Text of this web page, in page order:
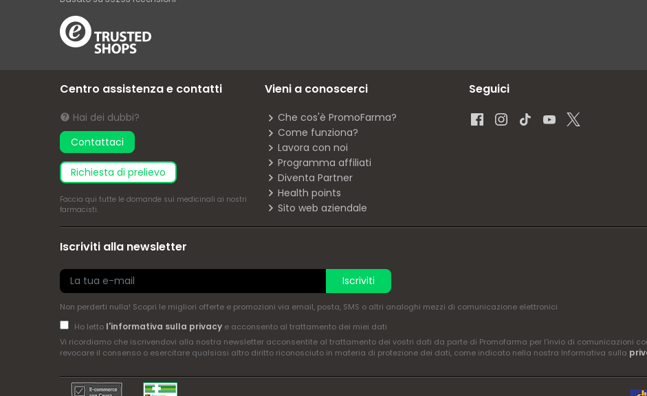
Centro assistenza e contatti
Hai dei dubbi?
Contattaci
richiesta di prelievo
Faccia qui tutte le domande sui medicinali ai nostri
farmacisti.
Vieni a conoscerci
Che cos'è PromoFarma?
Come funziona?
Lavora con noi
Programma affiliati
Diventa Partner
Health points
Sito web aziendale
Seguici
Iscriviti alla newsletter
Iscriviti
Non perderti nulla! Scopri le migliori offerte e promozioni via email, posta, SMS o altri analoghi mezzi di comunicazione elettronici
Ho letto l'informativa sulla privacye acconsento al trattamento dei miei dati
Vi ricordiamo che iscrivendovi alla nostra newsletter acconsentite al trattamento dei vostri dati da parte di Promofarma per l'invio di comunicazioni
revocare il consenso o esercitare qualsiasi altro diritto riconosciuto in materia di protezione dei dati, come indicato nella nostra Informativa sulla